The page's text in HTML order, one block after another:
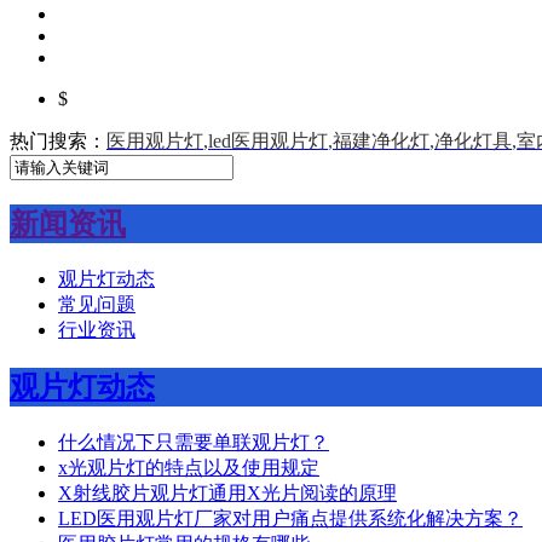
$
热门搜索： 医用观片灯,led医用观片灯,福建净化灯,净化灯具,室
新闻资讯
观片灯动态
常见问题
行业资讯
观片灯动态
什么情况下只需要单联观片灯？
x光观片灯的特点以及使用规定
X射线胶片观片灯通用X光片阅读的原理
LED医用观片灯厂家对用户痛点提供系统化解决方案？